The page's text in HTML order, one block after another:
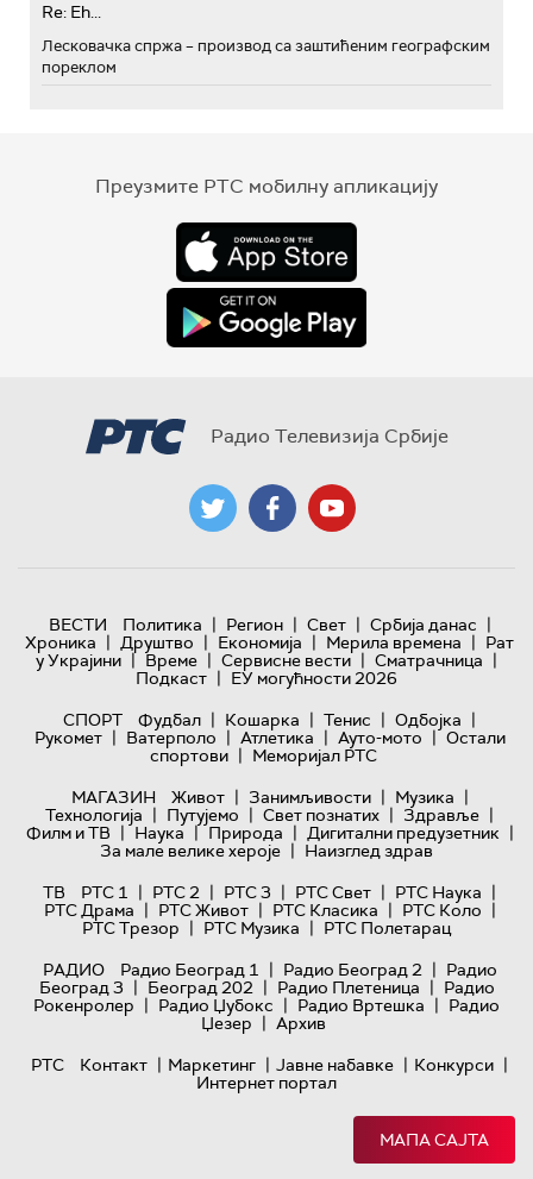
Re: Eh...
Лесковачка спржа – производ са заштићеним географским
пореклом
Преузмите РТС мобилну апликацију
Радио Телевизија Србије
ВЕСТИ Политика | Регион | Свет | Србија данас |
Хроника | Друштво | Економија | Мерила времена | Рат
у Украјини | Време | Сервисне вести | Сматрачница |
Подкаст | ЕУ могућности 2026
СПОРТ
Фудбал | Кошарка | Тенис | Одбојка |
Рукомет | Ватерполо | Атлетика | Ауто-мото | Остали
спортови | Меморијал РТС
МАГАЗИН
Живот | Занимљивости | Музика |
Технологијa | Путујемо | Свет познатих | Здравље |
Филм и ТВ | Наука | Природа | Дигитални предузетник |
За мале велике хероје | Наизглед здрав
ТВ
РТС 1 | РТС 2 | РТС 3 | РТС Свет | РТС Наука |
РТС Драма | РТС Живот | РТС Класика | РТС Коло |
РТС Трезор | РТС Музика | РТС Полетарац
РАДИО
Радио Београд 1 | Радио Београд 2 | Радио
Београд 3 | Београд 202 | Радио Плетеница | Радио
Рокенролер | Радио Џубокс | Радио Вртешка | Радио
Џезер | Архив
РТС
Контакт | Маркетинг | Јавне набавке | Конкурси |
Интернет портал
МАПА САЈТА